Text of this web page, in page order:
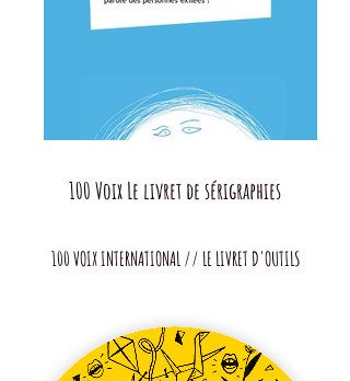
100 Voix Le livret de sérigraphies
100 VOIX INTERNATIONAL // LE LIVRET D'OUTILS